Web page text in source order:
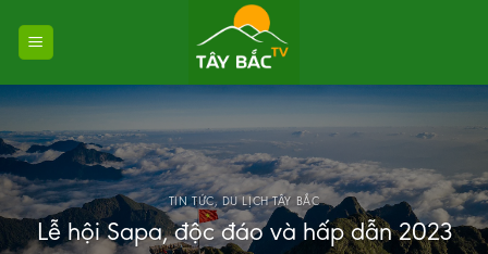
TIN TỨC,DU LỊCH TÂY BẮC
Lễ hội Sapa, độc đáo và hấp dẫn 2023